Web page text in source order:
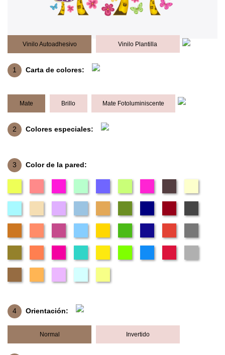
Vinilo Autoadhesivo Vinilo Plantilla
1 Carta de colores:
Mate Brillo Mate Fotoluminiscente
2 Colores especiales:
3 Color de la pared:
4 Orientación:
Normal Invertido